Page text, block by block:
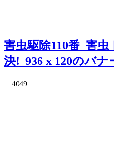
害虫駆除110番_害
決!_936 x 120のバナ
4049